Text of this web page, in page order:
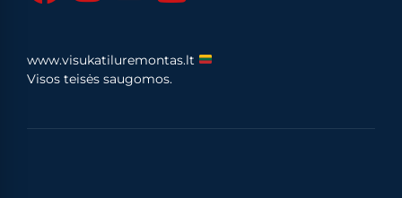
www.visukatiluremontas.lt
Visos teisės saugomos.